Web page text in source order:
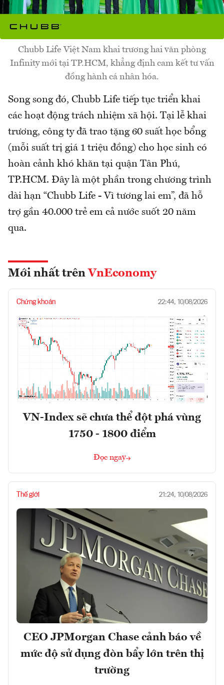
Chubb Life Việt Nam khai trương hai văn phòng
Infinity mới tại TP.HCM, khẳng định cam kết tư vấn
đồng hành cá nhân hóa.
Song song đó, Chubb Life tiếp tục triển khai
các hoạt động trách nhiệm xã hội. Tại lễ khai
trương, công ty đã trao tặng 60 suất học bổng
(mỗi suất trị giá 1 triệu đồng) cho học sinh có
hoàn cảnh khó khăn tại quận Tân Phú,
TP.HCM. Đây là một phần trong chương trình
dài hạn “Chubb Life - Vì tương lai em”, đã hỗ
trợ gần 40.000 trẻ em cả nước suốt 20 năm
qua.
Mới nhất trên VnEconomy
Chứng khoán 22:44, 10/08/2026
VN-Index sẽ chưa thể đột phá vùng
1750 - 1800 điểm
Đọc ngay
Thế giới 21:24, 10/08/2026
CEO JPMorgan Chase cảnh báo về
mức độ sử dụng đòn bẩy lớn trên thị
trường